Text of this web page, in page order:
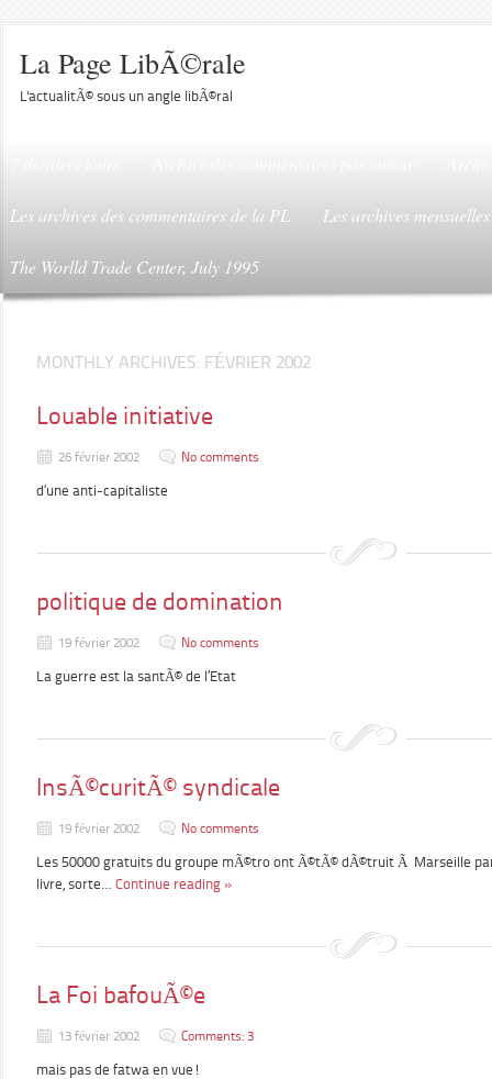
La Page LibÃ©rale
L'actualitÃ© sous un angle libÃ©ral
Les archives des commentaires de la PL Les archives
The Worlld Trade Center, July 1995
MONTHLY ARCHIVES: FÉVRIER 2002
Louable initiative
26 février 2002 No comments
d’une anti-capitaliste
politique de domination
19 février 2002 No comments
La guerre est la santÃ© de l’Etat
InsÃ©curitÃ© syndicale
19 février 2002 No comments
Les 50000 gratuits du groupe mÃ©tro ont Ã©tÃ© dÃ©truit Ã Marseille par
livre, sorte… Continue reading »
La Foi bafouÃ©e
13 février 2002 Comments: 3
mais pas de fatwa en vue!